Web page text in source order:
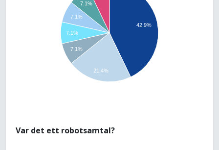
42.9%
7.1%
7.1%
7.1%
7.1%
21.4%
Var det ett robotsamtal?